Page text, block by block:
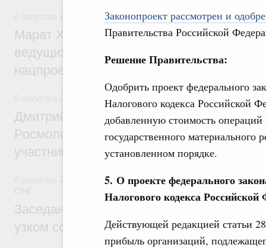
Законопроект рассмотрен и
Правительства Российской
Решение Правительства:
Одобрить проект федерального
Налогового кодекса Российской
добавленную стоимость
государственного материального
установленном порядке.
5. О проекте федерального
Налогового кодекса Российской
Действующей редакцией статьи
прибыль организаций,
Национальный проект «Инфраструктура
Марат Хуснуллин: Порядка 200
ведущих к спортивным объектам,
нацпроекту «Инфраструктура для
Молодёжная политика
Дмитрий Чернышенко, Сергей Кравцов и
Росмолодёжи Григорий Гуров
участников проекта «Кольцо открытий»
Евразийский экономический союз.
СНГ
Заседание Евразийского
узком составе